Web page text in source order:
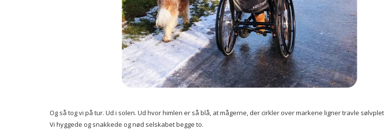
Og så tog vi på tur. Ud i solen. Ud hvor himlen er så blå, at mågerne, der cirkler over markene ligner travle
Vi hyggede og snakkede og nød selskabet begge to.